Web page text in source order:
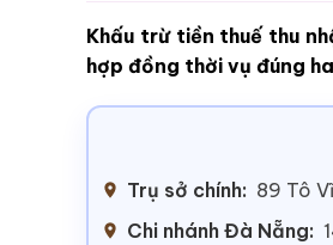
Khấu trừ tiền thuế thu
hợp đồng thời vụ đúng
Trụ sở chính: 89 Tô
Chi nhánh Đà Nẵng: